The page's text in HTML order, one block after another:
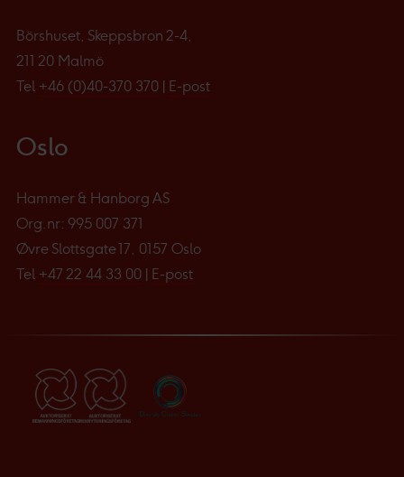
Börshuset, Skeppsbron 2-4,
211 20 Malmö
Tel +46 (0)40-370 370 | E-post
Oslo
Hammer & Hanborg AS
Org.nr: 995 007 371
Øvre Slottsgate 17, 0157 Oslo
Tel +47 22 44 33 00 | E-post